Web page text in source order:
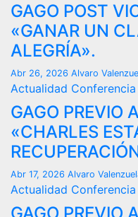
GAGO POST
«GANAR UN
ALEGRÍA».
Abr 26, 2026 Alvaro
Actualidad
GAGO PREVIO
«CHARLES
Abr 17, 2026 Alvaro
Actualidad